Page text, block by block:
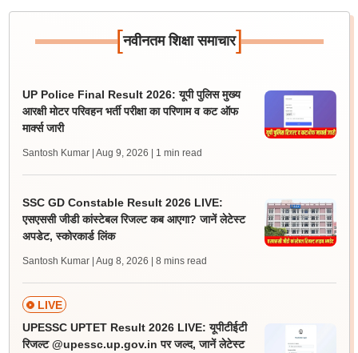
[नवीनतम शिक्षा समाचार]
UP Police Final Result 2026: यूपी पुलिस मुख्य
आरक्षी मोटर परिवहन भर्ती परीक्षा का परिणाम व कट ऑफ
मार्क्स जारी
Santosh Kumar | Aug 9, 2026 | 1 min read
SSC GD Constable Result 2026 LIVE:
एसएससी जीडी कांस्टेबल रिजल्ट कब आएगा? जानें लेटेस्ट
अपडेट, स्कोरकार्ड लिंक
Santosh Kumar | Aug 8, 2026 | 8 mins read
LIVE
UPESSC UPTET Result 2026 LIVE: यूपीटीईटी
रिजल्ट @upessc.up.gov.in पर जल्द, जानें लेटेस्ट